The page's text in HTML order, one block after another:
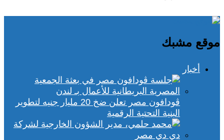
موقع مشبك
أخبار
ڤودافون مصر تعلن ضخ 20 مليار جنيه لتطوير
البنية التحتية الرقمية